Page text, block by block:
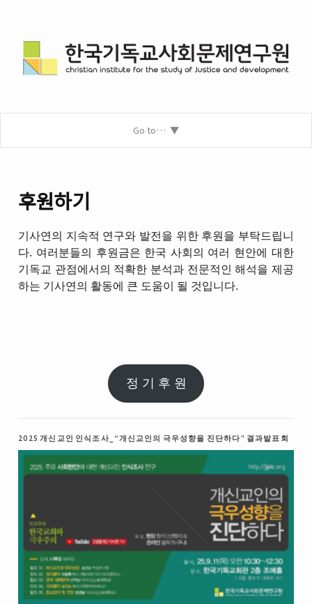
Go to…
후원하기
기사연의 지속적 연구와 발전을 위한 후원을 부탁드립니
다. 여러분들의 후원금은 한국 사회의 여러 현안에 대한
기독교 관점에서의 적확한 분석과 전문적인 해석을 제공
하는 기사연의 활동에 큰 도움이 될 것입니다.
정 기 후 원
2025 개신교인 인식조사_“개신교인의 극우성향을 진단하다” 결과발표회